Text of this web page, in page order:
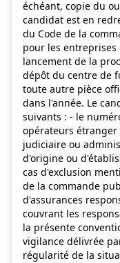
échéant, copie du
candidat est en
du Code de la
pour les entreprises
lancement de la
dépôt du centre de
toute autre pièce
dans l'année. Le
suivants : - le
opérateurs
judiciaire ou
d'origine ou
cas d'exclusion
de la commande
d'assurances
couvrant les
la présente
vigilance délivrée
régularité de la